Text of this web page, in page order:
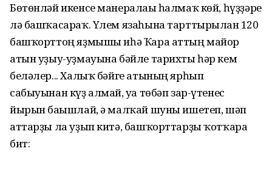
Бөтөнләй икенсе ма­нералағы һалмаҡ көй, һүҙҙәре
лә башҡа­сараҡ. Үлем язаһына тарттырылған 120
башҡорттоң яҙмышы иһә Ҡара аттың майор
атын уҙыу-уҙмауына бәйле тарихты һәр кем
беләлер... Халыҡ бәйге атының ярһып
сабыуынан күҙ алмай, уға төбәп зар-үтенес
йырын бағышлай, ә малҡай шуны ишетеп, шәп
аттарҙы ла уҙып китә, башҡорттарҙы ҡотҡара
бит: